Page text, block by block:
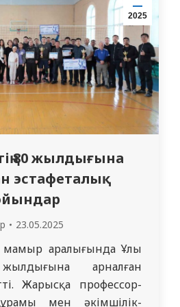
Алимбаева А.Р. және
2025
80 жылдығына
эстафеталық
23.05.2025
мамыр аралығында Ұлы
арналған
Жарысқа профессор-
мен әкімшілік-